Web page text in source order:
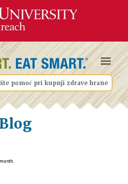
pomoć pri kupnji zdrave hrane
Blog